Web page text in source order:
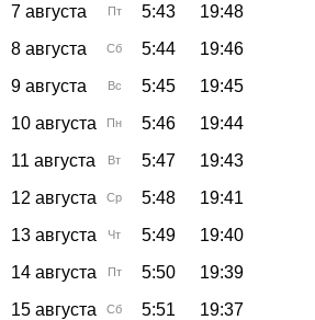
7 августа
Пт 5:43 19:48
8 августа
Сб 5:44 19:46
9 августа
Вс 5:45 19:45
10 августа
Пн 5:46 19:44
11 августа
Вт 5:47 19:43
12 августа
Ср 5:48 19:41
13 августа
Чт 5:49 19:40
14 августа
Пт 5:50 19:39
15 августа
Сб 5:51 19:37